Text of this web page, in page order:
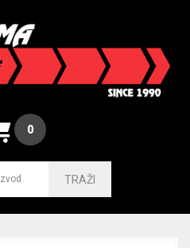
0
TRAŽI